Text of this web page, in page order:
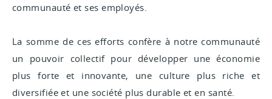
communauté et ses employés.
La somme de ces efforts confère à notre communauté
un pouvoir collectif pour développer une économie
plus forte et innovante, une culture plus riche et
diversifiée et une société plus durable et en santé.